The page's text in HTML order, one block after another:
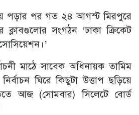
পড়ার পর গত ২৪ আগস্ট মিরপুরে
ক্লাবগুলোর সংগঠন ‘ঢাকা ক্রিকেট
মাঠে সাবেক অধিনায়ক তামিম
ঘিরে কিছুটা উত্তাপ ছড়িয়ে
আজ (সোমবার) সিলেটে বোর্ড